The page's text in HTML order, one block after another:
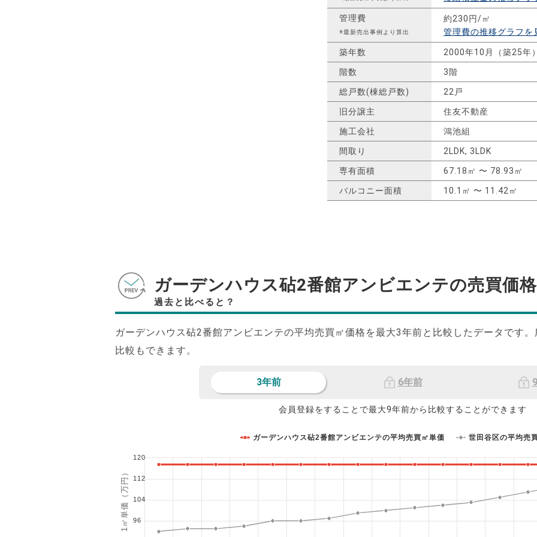
管理費
※最新売出事例より算出
約230円/㎡
管理費の推移グラフを
築年数 2000年10月（築25年
階数 3階
総戸数(棟総戸数) 22戸
旧分譲主 住友不動産
施工会社 鴻池組
間取り 2LDK, 3LDK
専有面積 67.18㎡ 〜 78.93㎡
バルコニー面積 10.1㎡ 〜 11.42㎡
ガーデンハウス砧2番館アンビエンテの売買価
過去と比べると？
ガーデンハウス砧2番館アンビエンテの平均売買㎡価格を最大3年前と比較したデータです
比較もできます。
3年前 6年前
会員登録をすることで最大9年前から比較することができます
1㎡単価（万円）
ガーデンハウス砧2番館アンビエンテの平均売買㎡単価 世田谷区の平均売
96
104
112
120